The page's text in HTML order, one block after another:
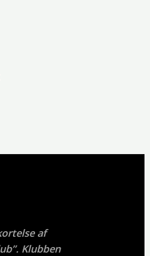
af
Klubben